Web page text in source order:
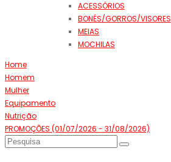
ACESSÓRIOS
BONÉS/GORROS/VISORES
MEIAS
MOCHILAS
Home
Homem
Mulher
Equipamento
Nutrição
PROMOÇÕES (01/07/2026 - 31/08/2026)